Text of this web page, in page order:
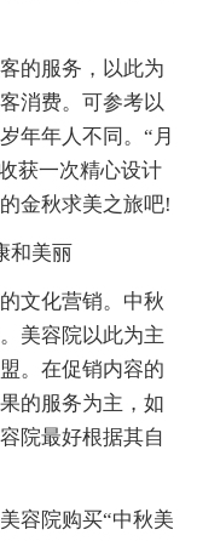
的服务，以此为
消费。可参考以
年年人不同。“月
获一次精心设计
金秋求美之旅吧!
和美丽
文化营销。中秋
美容院以此为主
。在促销内容的
的服务为主，如
院最好根据其自
容院购买“中秋美